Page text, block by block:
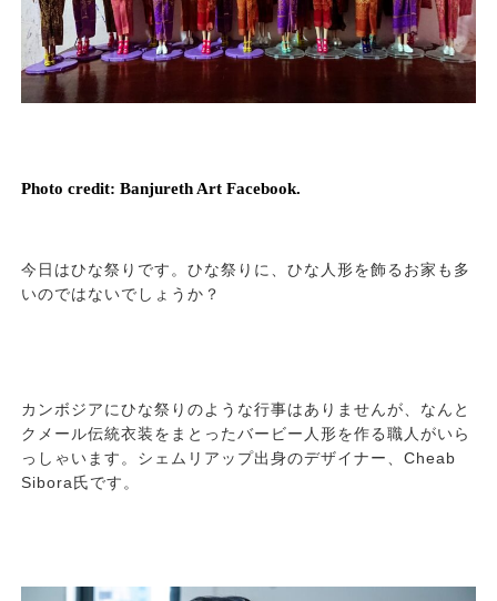
Photo credit: Banjureth Art Facebook.
今日はひな祭りです。ひな祭りに、ひな人形を飾るお家も多
いのではないでしょうか？
カンボジアにひな祭りのような行事はありませんが、なんと
クメール伝統衣装をまとったバービー人形を作る職人がいら
っしゃいます。シェムリアップ出身のデザイナー、Cheab
Sibora氏です。